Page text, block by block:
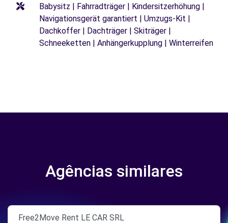
Babysitz | Fahrradträger | Kindersitzerhöhung |
Navigationsgerät garantiert | Umzugs-Kit |
Dachkoffer | Dachträger | Skiträger |
Schneeketten | Anhängerkupplung | Winterreifen
Agências similares
Free2Move Rent LE CAR SRL